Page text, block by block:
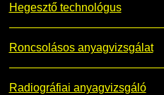
Hegesztő technológus
Roncsolásos anyagvizsgálat
Radiográfiai anyagvizsgáló